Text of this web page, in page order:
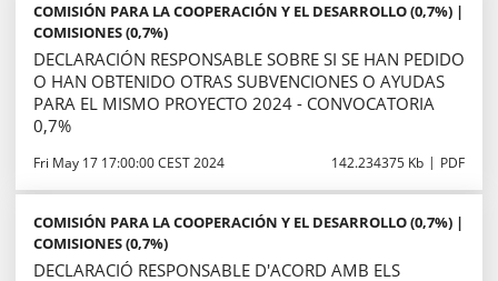
COMISIÓN PARA LA COOPERACIÓN Y EL DESARROLLO (0,7%) |
COMISIONES (0,7%)
DECLARACIÓN RESPONSABLE SOBRE SI SE HAN PEDIDO
O HAN OBTENIDO OTRAS SUBVENCIONES O AYUDAS
PARA EL MISMO PROYECTO 2024 - CONVOCATORIA
0,7%
Fri May 17 17:00:00 CEST 2024 142.234375 Kb PDF
COMISIÓN PARA LA COOPERACIÓN Y EL DESARROLLO (0,7%) |
COMISIONES (0,7%)
DECLARACIÓ RESPONSABLE D'ACORD AMB ELS